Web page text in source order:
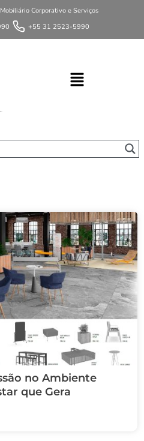
Corporativo e Serviços
+55 31 2523-5990
no Ambiente
que Gera